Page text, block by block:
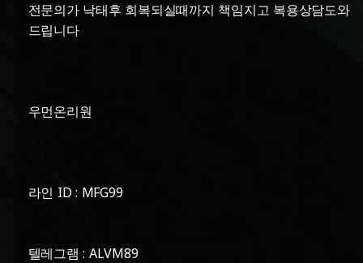
전문의가 낙태후 회복되실때까지 책임지고 복용상담도와
드립니다
우먼온리원
라인 ID : MFG99
텔레그램 : ALVM89